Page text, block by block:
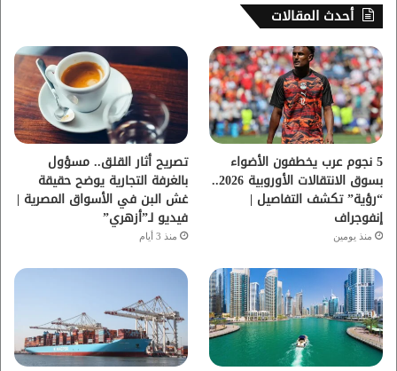
س
ب
و
ك
ر
ي
و
ب
ت
ق
ر
ا
م
أحدث المقالات
5 نجوم عرب يخطفون الأضواء
بسوق الانتقالات الأوروبية 2026..
“رؤية” تكشف التفاصيل |
إنفوجراف
منذ يومين
تصريح أثار القلق.. مسؤول
بالغرفة التجارية يوضح حقيقة
غش البن في الأسواق المصرية |
فيديو لـ”أزهري”
منذ 3 أيام